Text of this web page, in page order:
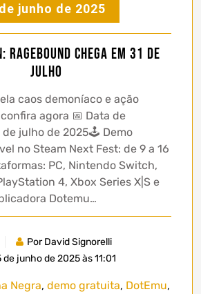
junho de 2025
Ragebound chega em 31 de
julho
caos demoníaco e ação
agora 📅 Data de
de julho de 2025🕹️ Demo
no Steam Next Fest: de 9 a 16
PC, Nintendo Switch,
4, Xbox Series X|S e
Dotemu…
Por David Signorelli
de junho de 2025 às 11:01
Negra, demo gratuita, DotEmu,